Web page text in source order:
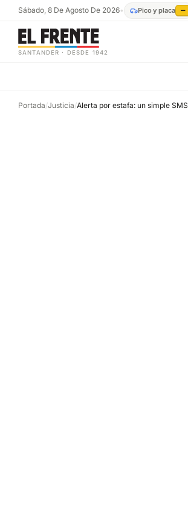
Sábado, 8 De Agosto De 2026• Pico y placa —
SANTANDER · DESDE 1942
Portada/Justicia/